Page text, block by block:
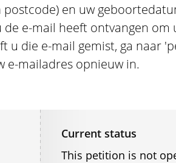
en uw
e-mail heeft ontvangen om
u die e-mail gemist, ga naar
e-mailadres opnieuw in.
Current status
This petition is not